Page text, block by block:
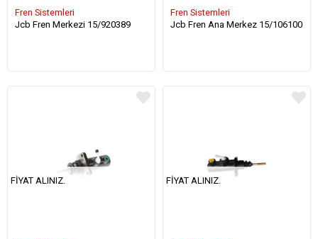
Fren Sistemleri
Jcb Fren Merkezi 15/920389
Fren Sistemleri
Jcb Fren Ana Merkez 15/106100
FIYAT ALINIZ. FIYAT ALINIZ.